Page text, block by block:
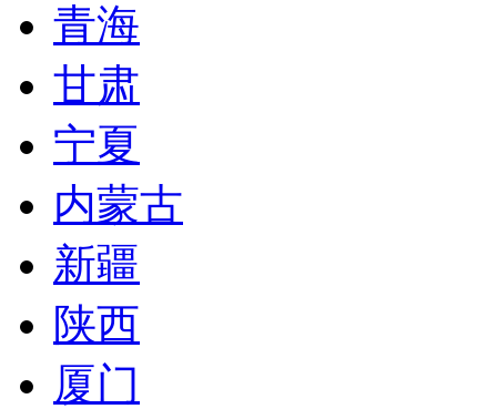
青海
甘肃
宁夏
内蒙古
新疆
陕西
厦门